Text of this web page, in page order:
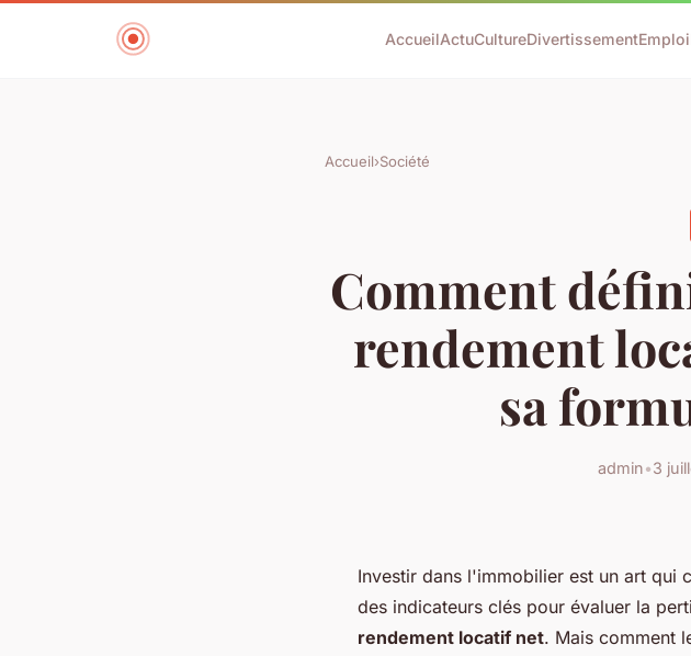
AccueilActuCultureDivertissementEmploi
Accueil›Société
Comment
rendement
sa
admin•3
Investir dans l'immobilier est un art qui
des indicateurs clés pour évaluer la
rendement locatif net. Mais comment